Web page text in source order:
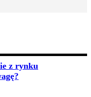
z rynku